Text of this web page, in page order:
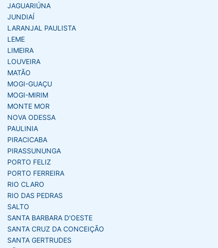
JAGUARIÚNA
JUNDIAÍ
LARANJAL PAULISTA
LEME
LIMEIRA
LOUVEIRA
MATÃO
MOGI-GUAÇU
MOGI-MIRIM
MONTE MOR
NOVA ODESSA
PAULINIA
PIRACICABA
PIRASSUNUNGA
PORTO FELIZ
PORTO FERREIRA
RIO CLARO
RIO DAS PEDRAS
SALTO
SANTA BARBARA D'OESTE
SANTA CRUZ DA CONCEIÇÃO
SANTA GERTRUDES